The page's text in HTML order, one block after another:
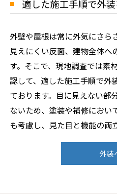
適した施工手順で外
外壁や屋根は常に外気にさら
見えにくい反面、建物全体へ
す。そこで、現地調査では素
認して、適した施工手順で外
ております。目に見えない部
ないため、塗装や補修におい
も考慮し、見た目と機能の両
外装